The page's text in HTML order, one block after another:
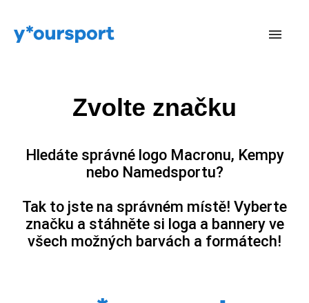
Zvolte značku
Hledáte správné logo Macronu, Kempy
nebo Namedsportu?
Tak to jste na správném místě! Vyberte
značku a stáhněte si loga a bannery ve
všech možných barvách a formátech!